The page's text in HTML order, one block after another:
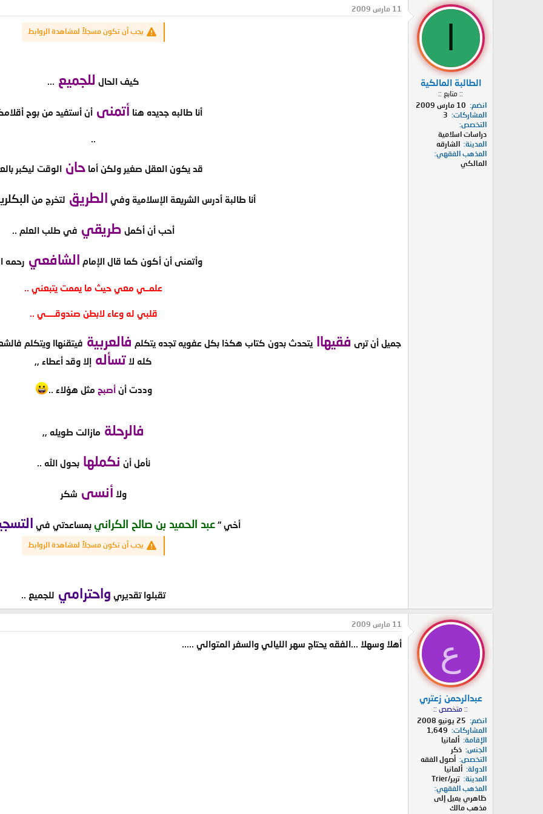
ئ
ا
ل
م
و
ي
خ
ا
ل
ب
الطالبة المالكية
:: متابع ::
انضم
10 مارس 2009
المشاركات
3
التخصص
دراسات اسلامية
المدينة الشارقه
المذهب الفقهي
المالكي
11 مارس 2009
يجب أن تكون مسجلاً لمشاهدة الروابط
كيف الحال للجميع
أنا طالبه جديده هنا أتمنى أن أستفيد من بوح
قد يكون العقل صغير ولكن أما حان الوقت ليكبر
أنا طالبة أدرس الشريعة الإسلامية وفي الطريق لتخرج من
أحب أن أكمل طريقي في طلب العلم ..
وأتمنى أن أكون كما قال الإمام الشافعي رحمه
علمــي معي حيث ما يممت يتبعني ..
قلبي له وعاء لابطن صندوقـــــي ..
جميل أن ترى فقيهاايتحدث بدون كتاب هكذا بكل عفويه تجده يتكلم فالعربية فيتقنهاا ويتكلم
كله لا تسأله إلا وقد أعطاء ,,
وددت أنأصبح مثل هؤلاء ..
فالرحلة مازالت طويله ,,
نأمل أن نكملهابحول الله ..
ولا أنسى شكر
أخي " عبد الحميد بن صالح الكراني بمساعدتي في
يجب أن تكون مسجلاً لمشاهدة الروابط
تقبلوا تقديري واحترامي للجميع ..​
ع
عبدالرحمن زعتري
:: متخصص ::
انضم
25 يونيو 2008
المشاركات
1,649
الإقامة ألمانيا
الجنس ذكر
التخصص أصول الفقه
الدولة ألمانيا
المدينة ترير/Trier
المذهب الفقهي
ظاهري يميل إلى
مذهب مالك
11 مارس 2009
أهلا وسهلا ...الفقه يحتاج سهر الليالي والسفر المتوالي .....